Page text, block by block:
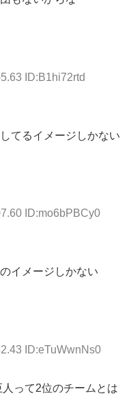
ID:B1hi72rtd
てるイメージしかない
ID:mo6bPBCy0
イメージしかない
ID:eTuWwnNs0
って2位のチームとは